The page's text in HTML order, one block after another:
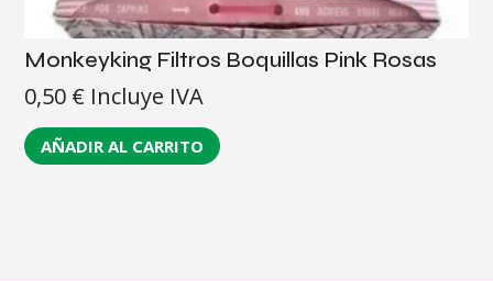
Monkeyking Filtros Boquillas Pink Rosas
0,50 € Incluye IVA
AÑADIR AL CARRITO